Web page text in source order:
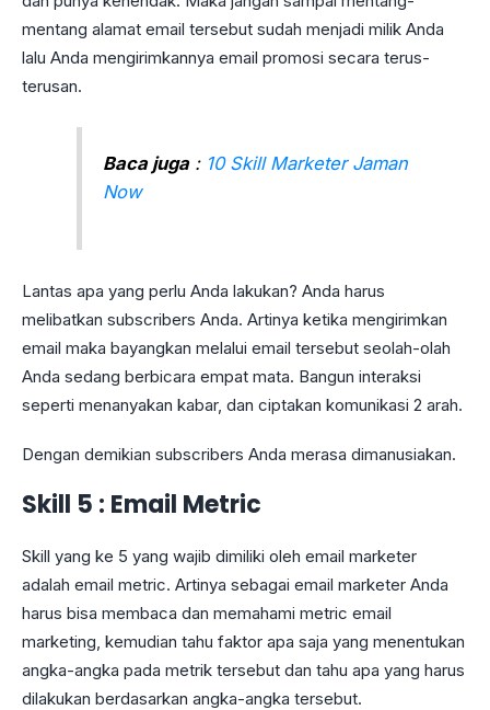
mentang alamat email tersebut sudah menjadi milik Anda
lalu Anda mengirimkannya email promosi secara terus-
terusan.
Baca juga: 10 Skill Marketer Jaman
Now
Lantas apa yang perlu Anda lakukan? Anda harus
melibatkan subscribers Anda. Artinya ketika mengirimkan
email maka bayangkan melalui email tersebut seolah-olah
Anda sedang berbicara empat mata. Bangun interaksi
seperti menanyakan kabar, dan ciptakan komunikasi 2 arah.
Dengan demikian subscribers Anda merasa dimanusiakan.
Skill 5 : Email Metric
Skill yang ke 5 yang wajib dimiliki oleh email marketer
adalah email metric. Artinya sebagai email marketer Anda
harus bisa membaca dan memahami metric email
marketing, kemudian tahu faktor apa saja yang menentukan
angka-angka pada metrik tersebut dan tahu apa yang harus
dilakukan berdasarkan angka-angka tersebut.